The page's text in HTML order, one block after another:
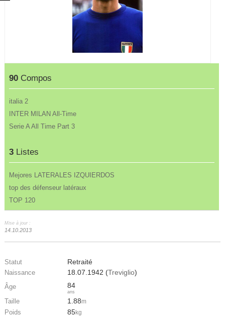
90 Compos
italia 2
INTER MILAN All-Time
Serie A All Time Part 3
3 Listes
Mejores LATERALES IZQUIERDOS
top des défenseur latéraux
TOP 120
Mise à jour :
14.10.2013
Statut Retraité
Naissance 18.07.1942 (Treviglio)
Âge 84
ans
Taille 1.88m
Poids 85kg